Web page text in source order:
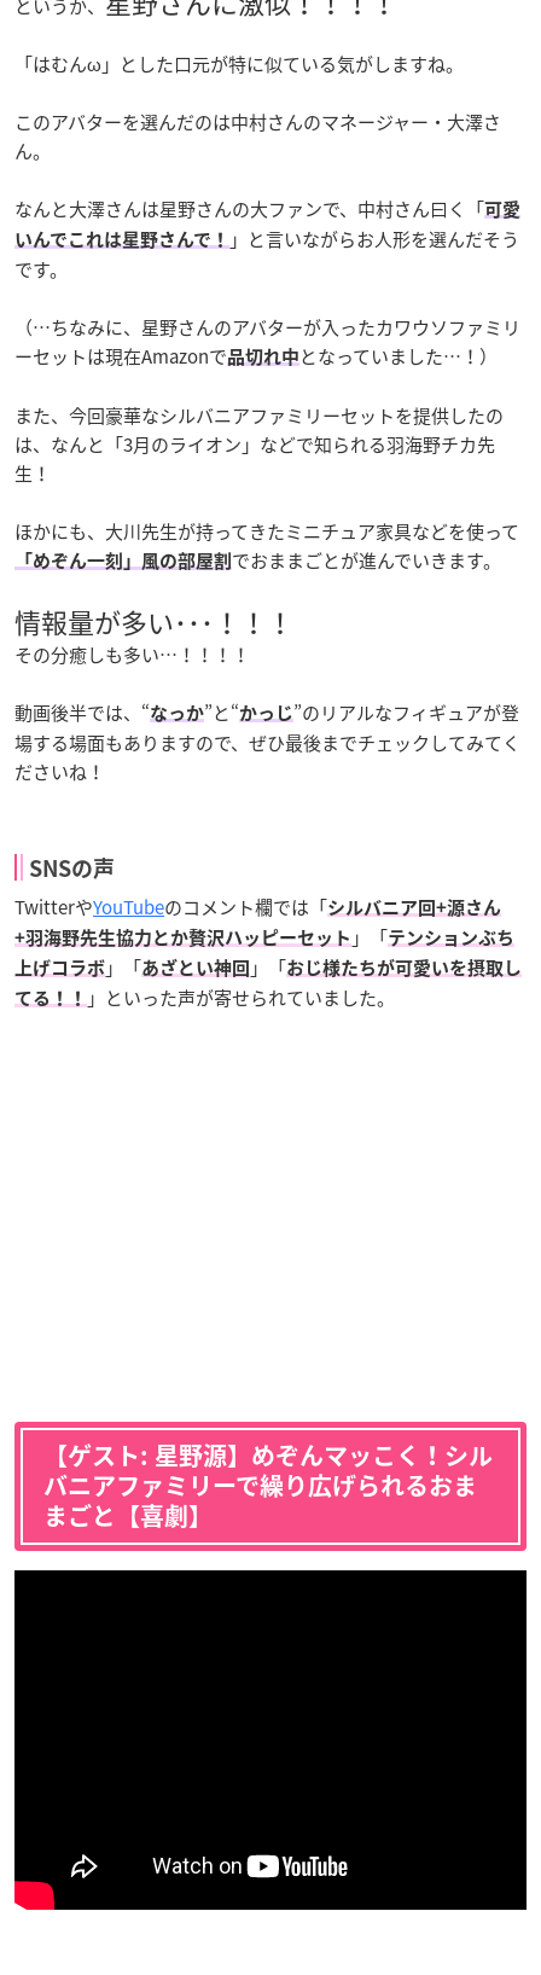
というか、
「はむんω」とした口元が特に似ている気がしますね。
このアバターを選んだのは中村さんのマネージャー・大澤さ
ん。
なんと大澤さんは星野さんの大ファンで、中村さん曰く「可愛
いんでこれは星野さんで！
」と言いながらお人形を選んだそう
です。
（…ちなみに、星野さんのアバターが入ったカワウソファミリ
ーセットは現在Amazonで品切れ中 となっていました…！）
また、今回豪華なシルバニアファミリーセットを提供したの
は、なんと「3月のライオン」などで知られる羽海野チカ先
生！
ほかにも、大川先生が持ってきたミニチュア家具などを使って
「めぞん一刻」風の部屋割 でおままごとが進んでいきます。
情報量が多い･･･！！！
その分癒しも多い…！！！！
動画後半では、“なっか”と“かっじ”のリアルなフィギュアが登
場する場面もありますので、ぜひ最後までチェックしてみてく
ださいね！
SNSの声
TwitterやYouTubeのコメント欄では「シルバニア回+源さん
+羽海野先生協力とか贅沢ハッピーセット 」「テンションぶち
上げコラボ 」「あざとい神回 」「おじ様たちが可愛いを摂取し
てる！！
」といった声が寄せられていました。
【ゲスト: 星野源】めぞんマッこく！シル
バニアファミリーで繰り広げられるおま
まごと【喜劇】